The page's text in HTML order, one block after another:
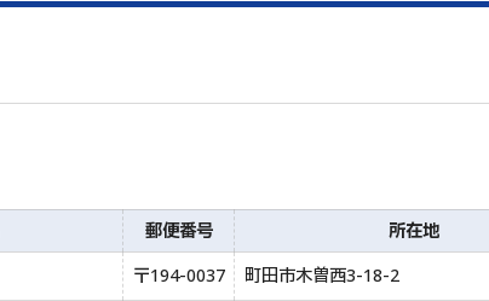
郵便番号 所在地
〒194-0037 町田市木曽西3-18-2